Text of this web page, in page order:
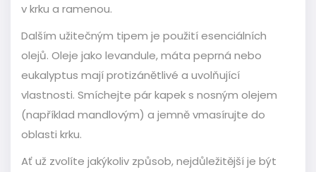
v krku a ramenou.
Dalším užitečným tipem je použití esenciálních
olejů. Oleje jako levandule, máta peprná nebo
eukalyptus mají protizánětlivé a uvolňující
vlastnosti. Smíchejte pár kapek s nosným olejem
(například mandlovým) a jemně vmasírujte do
oblasti krku.
Ať už zvolíte jakýkoliv způsob, nejdůležitější je být